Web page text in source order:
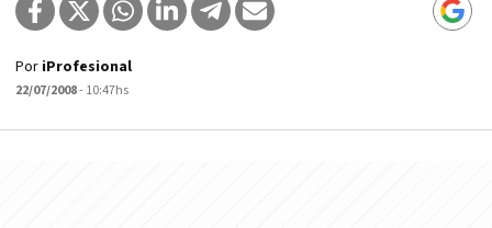
Por iProfesional
22/07/2008- 10:47hs